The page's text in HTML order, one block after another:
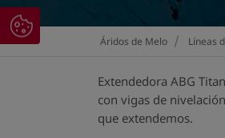
Áridos de Melo Líneas
Extendedora ABG
con vigas de
que extendemos.